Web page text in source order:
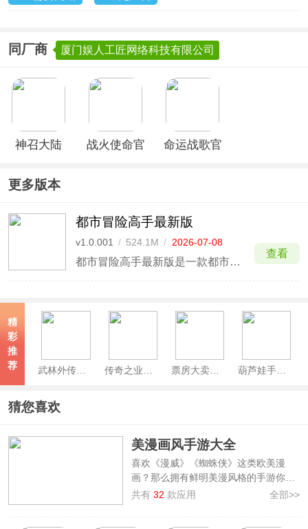
同厂商 厦门娱人工匠网络科技有限公司
神召大陆
战火使命官
命运战歌官
更多版本
都市冒险高手最新版
v1.0.001 / 524.1M / 2026-07-08
都市冒险高手最新版是一款都市题材末日冒险手游。事情的起因还需要从2077夏夜，一颗陨石划过天际，降落在G城中心处，一股神秘气体向外蔓延，被气体感染的生物变得凶暴异常说起，一场充满危机的末世之旅正式从此开始。
查看
精
彩
推
荐
武林外传手游官方版 传奇之业官方正版 票房大卖王官方版 葫芦娃手游2026最新版
猜您喜欢
美漫画风手游大全
喜欢《漫威》《蜘蛛侠》这类欧美漫
画？那么拥有鲜明美漫风格的手游你一
定不容错过。美漫画风手游大全
精选了
共有32 款应用 全部>>